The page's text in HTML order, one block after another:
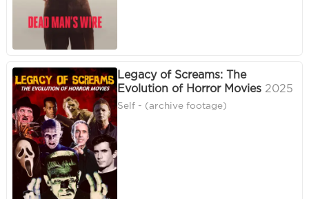
Legacy of Screams: The
Evolution of Horror Movies 2025
Self - (archive footage)